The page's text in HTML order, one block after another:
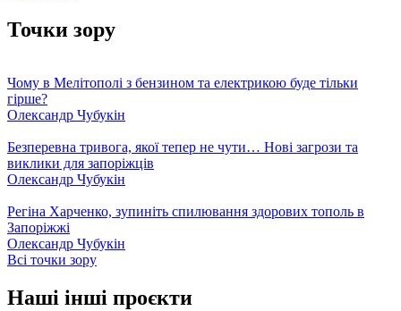
Точки зору
Чому в Мелітополі з бензином та електрикою буде тільки
гірше?
Олександр Чубукін
Безперевна тривога, якої тепер не чути… Нові загрози та
виклики для запоріжців
Олександр Чубукін
Регіна Харченко, зупиніть спилювання здорових тополь в
Запоріжжі
Олександр Чубукін
Всі точки зору
Наші інші проєкти